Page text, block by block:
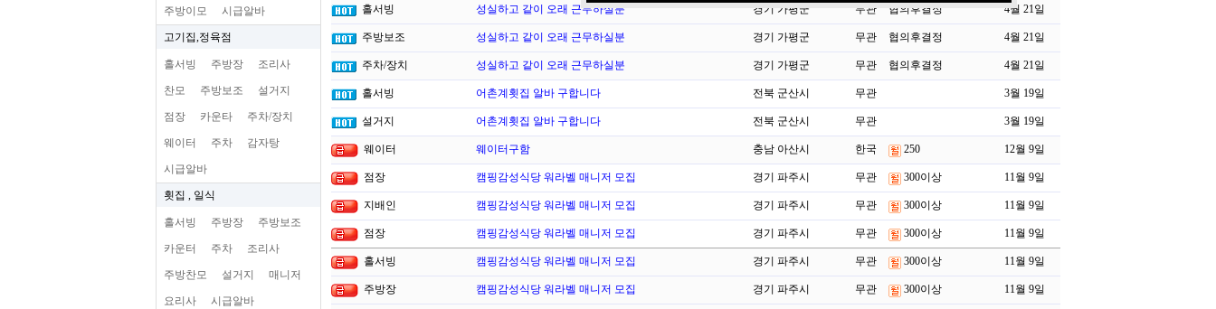
주방이모 시급알바
고기집,정육점
홀서빙 주방장 조리사
찬모 주방보조 설거지
점장 카운타 주차/장치
웨이터 주차 감자탕
시급알바
횟집 , 일식
홀서빙 주방장 주방보조
카운터 주차 조리사
주방찬모 설거지 매니저
요리사 시급알바
홀서빙 성실하고 같이 오래 근무하실분 경기 가평군 무관 협의후결정 4월 21일
주방보조 성실하고 같이 오래 근무하실분 경기 가평군 무관 협의후결정 4월 21일
주차/장치 성실하고 같이 오래 근무하실분 경기 가평군 무관 협의후결정 4월 21일
홀서빙 어촌계횟집 알바 구합니다 전북 군산시 무관 3월 19일
설거지 어촌계횟집 알바 구합니다 전북 군산시 무관 3월 19일
웨이터 웨이터구함 충남 아산시 한국 250 12월 9일
점장 캠핑감성식당 워라벨 매니저 모집 경기 파주시 무관 300이상 11월 9일
지배인 캠핑감성식당 워라벨 매니저 모집 경기 파주시 무관 300이상 11월 9일
점장 캠핑감성식당 워라벨 매니저 모집 경기 파주시 무관 300이상 11월 9일
홀서빙 캠핑감성식당 워라벨 매니저 모집 경기 파주시 무관 300이상 11월 9일
주방장 캠핑감성식당 워라벨 매니저 모집 경기 파주시 무관 300이상 11월 9일